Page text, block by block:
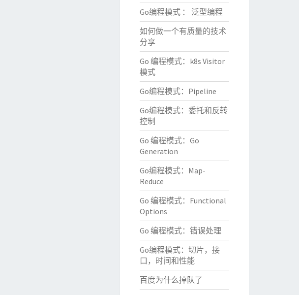
Go编程模式 ： 泛型编程
如何做一个有质量的技术
分享
Go 编程模式：k8s Visitor
模式
Go编程模式：Pipeline
Go编程模式：委托和反转
控制
Go 编程模式：Go
Generation
Go编程模式：Map-
Reduce
Go 编程模式：Functional
Options
Go 编程模式：错误处理
Go编程模式：切片，接
口，时间和性能
百度为什么掉队了